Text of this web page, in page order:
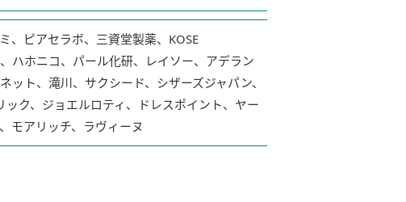
、ピアセラボ、三資堂製薬、KOSE
ハホニコ、パール化研、レイソー、アデラン
ト、滝川、サクシード、シザーズジャパン、
ク、ジョエルロティ、ドレスポイント、ヤー
モアリッチ、ラヴィーヌ